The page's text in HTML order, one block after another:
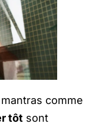
comme
tôt sont